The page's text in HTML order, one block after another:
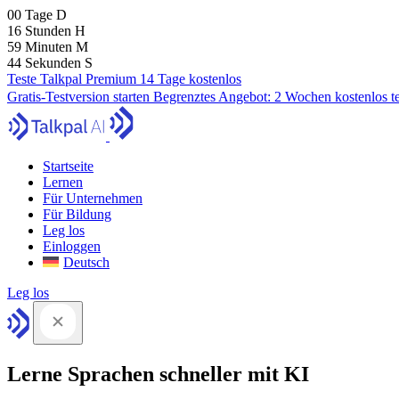
00 Tage D
16 Stunden H
59 Minuten M
43 Sekunden S
Teste Talkpal Premium 14 Tage kostenlos
Gratis-Testversion starten Begrenztes Angebot: 2 Wochen kostenlos
Startseite
Lernen
Für Unternehmen
Für Bildung
Leg los
Einloggen
Deutsch
Leg los
Lerne Sprachen schneller mit KI